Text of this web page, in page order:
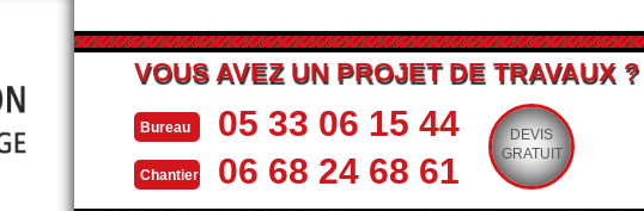
VOUS AVEZ UN PROJET DE TRAVAUX ?
Bureau 05 33 06 15 44
Chantier 06 68 24 68 61
DEVIS
GRATUIT